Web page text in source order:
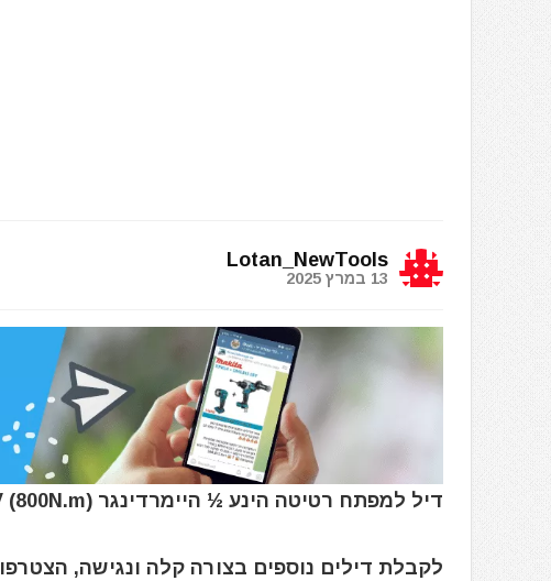
Lotan_NewTools
13 במרץ 2025
דיל למפתח רטיטה הינע ½ היימרדינגר Heimerdinger for Makita 18V (800N.m)
לקבלת דילים נוספים בצורה קלה ונגישה, הצטרפו